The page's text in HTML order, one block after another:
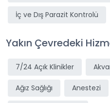
İç ve Dış Parazit Kontrolü
Yakın Çevredeki
7/24 Açık Klinikler
Ağız Sağlığı Anestezi